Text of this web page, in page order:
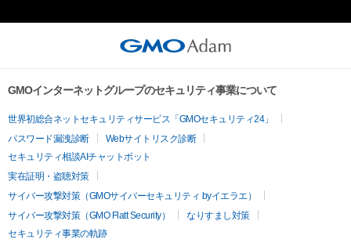
Ryuichi Sakamoto 坂本龍一”, it indicates the NFT for the 1st
5 notes (ex. bar 23),
8 notes (ex. bars 57, 58...),
12 notes (ex. bars 1, 2, 3...),
The tail of the last note of each bar can be heard in the first
note of next bar.
- The reference note is the highest note in the right hand (if
there is harmony)
●Cautions Regarding Copyrights
(including the rights to obtain or to apply for registration of
such rights) regarding the contents such as images, texts,
audio and videos etc. available for viewing, downloading and
for use to non-buyers or not) for buyers or owners of this
NFT (hereinafter referred to as the “Buyers”) are reserved by
Ryuichi Sakamoto and Gentosha Inc. In other words, owning
this NFT or the Contents data (hereinafter referred to as
GMOインターネットグループのセキュリティ事業について
世界初総合ネットセキュリティサービス「GMOセキュリティ24」
パスワード漏洩診断
Webサイトリスク診断
セキュリティ相談AIチャットボット
実在証明・盗聴対策
サイバー攻撃対策（GMOサイバーセキュリティ byイエラエ）
サイバー攻撃対策（GMO Flatt Security）
なりすまし対策
セキュリティ事業の軌跡